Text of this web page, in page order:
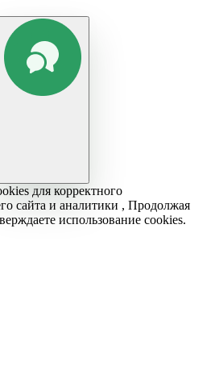
для корректного
сайта и аналитики , Продолжая
использование cookies.